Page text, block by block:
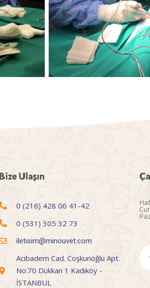
Bize Ulaşın
0 (216) 428 06 41-42
0 (531) 305 32 73
iletisim@minouvet.com
Acıbadem Cad. Coşkunoğlu Apt.
No:70 Dükkan 1 Kadıköy -
İSTANBUL